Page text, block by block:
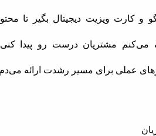
دیجیتال بگیر تا محتوای
مشتریان درست رو پیدا کنی و
مسیر رشدت ارائه می‌دم.